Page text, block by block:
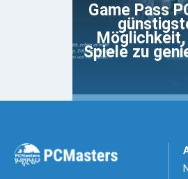
Game Pass
Möglichkeit,
Spiele zu